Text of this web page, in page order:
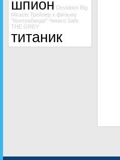
шпион Deviation Big
Miracle Трейлер к фильму
"Контрабанда" Чикаго Safe
THE GREY
титаник